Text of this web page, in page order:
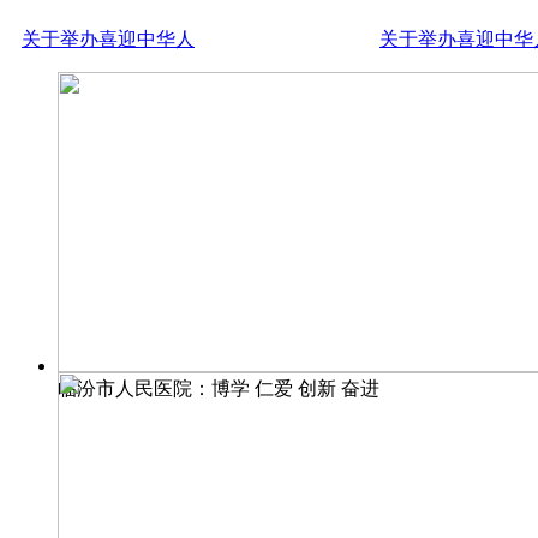
关于举办喜迎中华人 关于举办喜迎中华
临汾市人民医院：博学 仁爱 创新 奋进